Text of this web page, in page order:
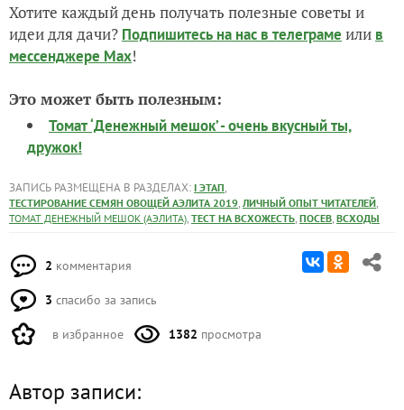
Хотите каждый день получать полезные советы и
идеи для дачи? Подпишитесь на нас в телеграме или в
мессенджере Max!
Это может быть полезным:
Томат ‘Денежный мешок’ - очень вкусный ты,
дружок!
ЗАПИСЬ РАЗМЕЩЕНА В РАЗДЕЛАХ: I ЭТАП,
ТЕСТИРОВАНИЕ СЕМЯН ОВОЩЕЙ АЭЛИТА 2019, ЛИЧНЫЙ ОПЫТ ЧИТАТЕЛЕЙ,
ТОМАТ ДЕНЕЖНЫЙ МЕШОК (АЭЛИТА), ТЕСТ НА ВСХОЖЕСТЬ, ПОСЕВ, ВСХОДЫ
2 комментария
3 спасибо за запись
в избранное 1382 просмотра
Автор записи: